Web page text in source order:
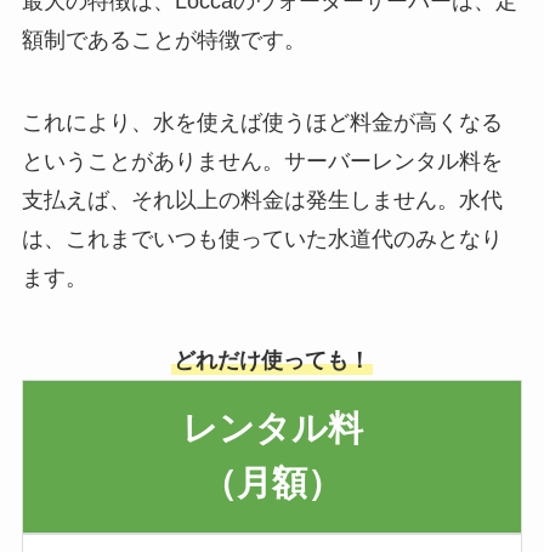
額制であることが特徴です。
これにより、水を使えば使うほど料金が高くなる
ということがありません。サーバーレンタル料を
支払えば、それ以上の料金は発生しません。水代
は、これまでいつも使っていた水道代のみとなり
ます。
どれだけ使っても！
レンタル料
（月額）